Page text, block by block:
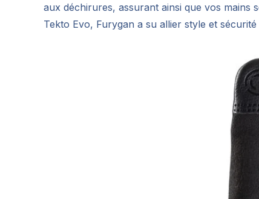
aux déchirures, assurant ainsi que vos mains
Tekto Evo, Furygan a su allier style et